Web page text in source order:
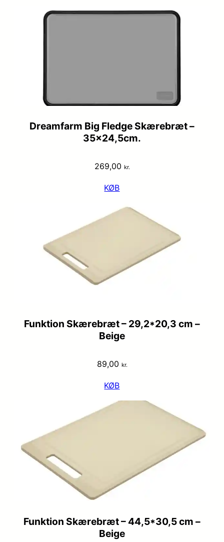
Dreamfarm Big Fledge Skærebræt –
35×24,5cm.
269,00 kr.
KØB
Funktion Skærebræt – 29,2*20,3 cm –
Beige
89,00 kr.
KØB
Funktion Skærebræt – 44,5*30,5 cm –
Beige